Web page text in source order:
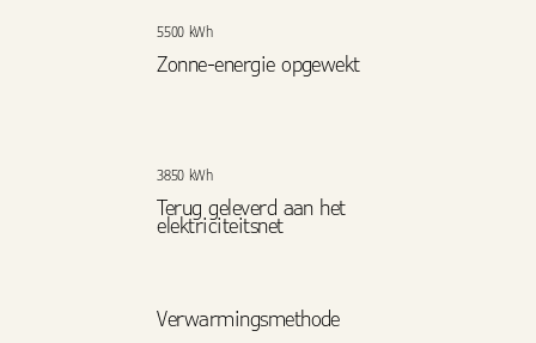
5500 kWh
Zonne-energie opgewekt
3850 kWh
Terug geleverd aan het
elektriciteitsnet
Verwarmingsmethode